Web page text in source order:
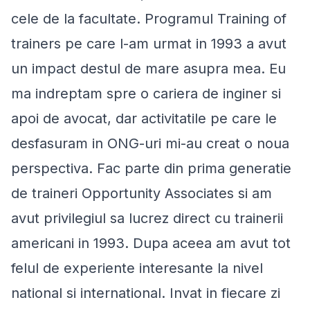
cele de la facultate. Programul Training of
trainers pe care l-am urmat in 1993 a avut
un impact destul de mare asupra mea. Eu
ma indreptam spre o cariera de inginer si
apoi de avocat, dar activitatile pe care le
desfasuram in ONG-uri mi-au creat o noua
perspectiva. Fac parte din prima generatie
de traineri Opportunity Associates si am
avut privilegiul sa lucrez direct cu trainerii
americani in 1993. Dupa aceea am avut tot
felul de experiente interesante la nivel
national si international. Invat in fiecare zi